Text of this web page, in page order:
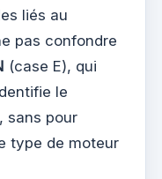
liés au
pas confondre
(case E), qui
le
sans pour
type de moteur